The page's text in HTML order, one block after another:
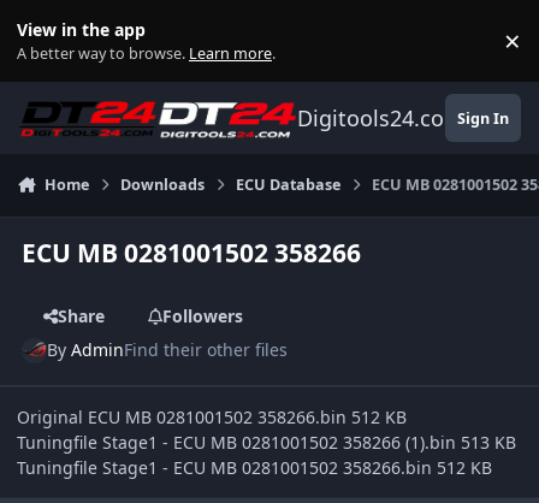
View in the app
A better way to browse. Learn more. ×
Digitools24.comSign In
Home Downloads ECU Database ECU MB 0281001502
ECU MB 0281001502 358266
Share
Followers
ByAdminFind their other files
Original ECU MB 0281001502 358266.bin 512 KB
Tuningfile Stage1 - ECU MB 0281001502 358266 (1).bin 513 KB
Tuningfile Stage1 - ECU MB 0281001502 358266.bin 512 KB